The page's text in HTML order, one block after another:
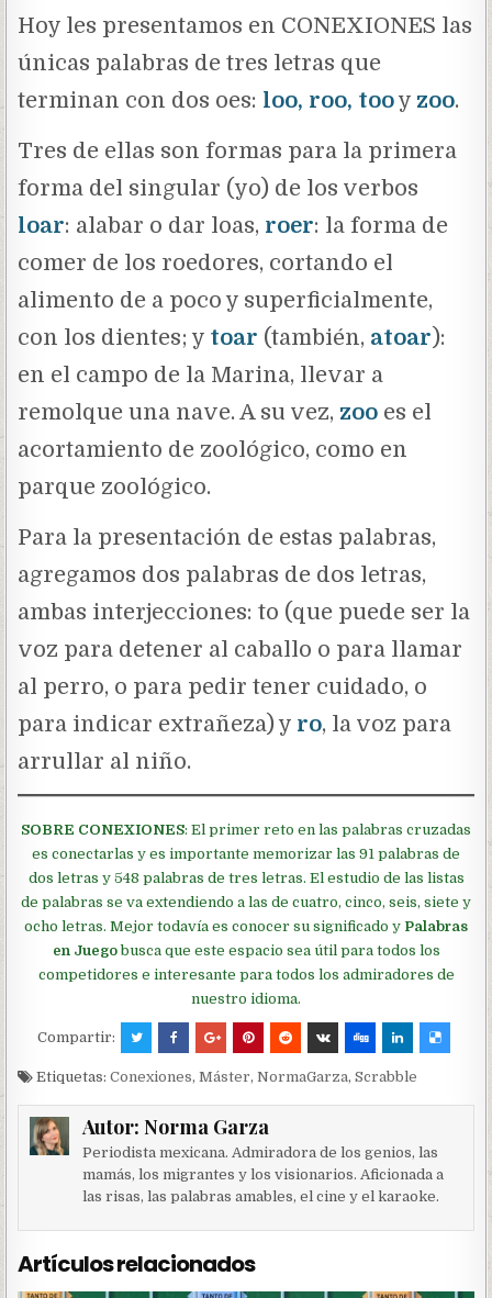
Hoy les presentamos en CONEXIONES las
únicas palabras de tres letras que
terminan con dos oes: loo, roo, tooy zoo.
Tres de ellas son formas para la primera
forma del singular (yo) de los verbos
loar: alabar o dar loas, roer: la forma de
comer de los roedores, cortando el
alimento de a poco y superficialmente,
con los dientes; y toar (también, atoar):
en el campo de la Marina, llevar a
remolque una nave. A su vez, zoo es el
acortamiento de zoológico, como en
parque zoológico.
Para la presentación de estas palabras,
agregamos dos palabras de dos letras,
ambas interjecciones: to (que puede ser la
voz para detener al caballo o para llamar
al perro, o para pedir tener cuidado, o
para indicar extrañeza) y ro, la voz para
arrullar al niño.
SOBRE CONEXIONES: El primer reto en las palabras cruzadas
es conectarlas y es importante memorizar las 91 palabras de
dos letras y 548 palabras de tres letras. El estudio de las listas
de palabras se va extendiendo a las de cuatro, cinco, seis, siete y
ocho letras. Mejor todavía es conocer su significado y Palabras
en Juegobusca que este espacio sea útil para todos los
competidores e interesante para todos los admiradores de
nuestro idioma.
Compartir:
Etiquetas:Conexiones,Máster,NormaGarza,Scrabble
Autor: Norma Garza
Periodista mexicana. Admiradora de los genios, las
mamás, los migrantes y los visionarios. Aficionada a
las risas, las palabras amables, el cine y el karaoke.
Artículos relacionados